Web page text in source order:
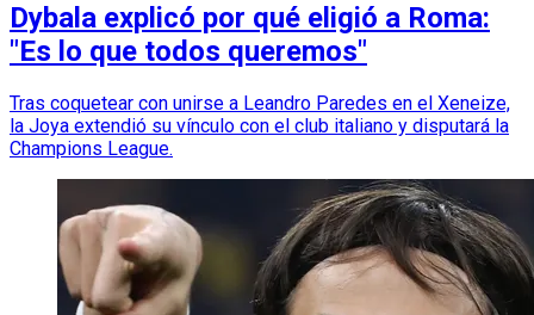
Dybala explicó por qué eligió a Roma:
"Es lo que todos queremos"
Tras coquetear con unirse a Leandro Paredes en el Xeneize,
la Joya extendió su vínculo con el club italiano y disputará la
Champions League.